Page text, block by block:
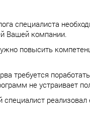
специалиста
Вашей компании.
повысить
требуется
не устраивает
реализовал